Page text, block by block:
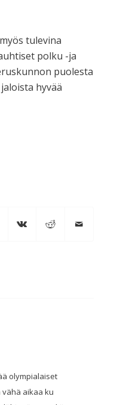
tulevina
polku -ja
puolesta
hyvää
olympialaiset
aikaa ku